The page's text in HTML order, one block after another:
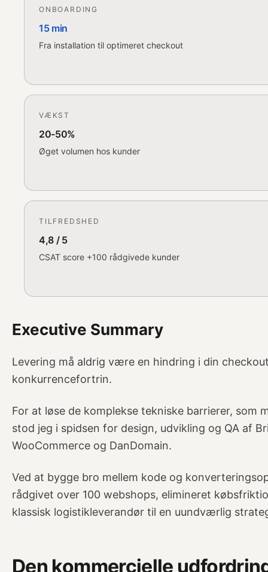
ONBOARDING
15 min
Fra installation til optimeret checkout
VÆKST
20-50%
Øget volumen hos kunder
TILFREDSHED
4,8 / 5
CSAT score +100 rådgivede kunder
Executive Summary
Levering må aldrig være en hindring i din
konkurrencefortrin.
For at løse de komplekse tekniske barrierer, som
stod jeg i spidsen for design, udvikling og QA af
WooCommerce og DanDomain.
Ved at bygge bro mellem kode og
rådgivet over 100 webshops, elimineret
klassisk logistikleverandør til en uundværlig
Den kommercielle